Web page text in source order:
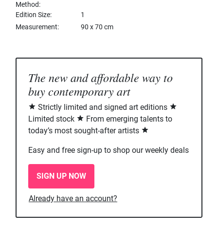
Method
Edition Size
1
Measurement
90 x 70 cm
The new and affordable way to
buy contemporary art
Strictly limited and signed art editions
Limited stock
From emerging talents to
today’s most sought-after artists
Easy and free sign-up to shop our weekly deals
SIGN UP NOW
Already have an account?